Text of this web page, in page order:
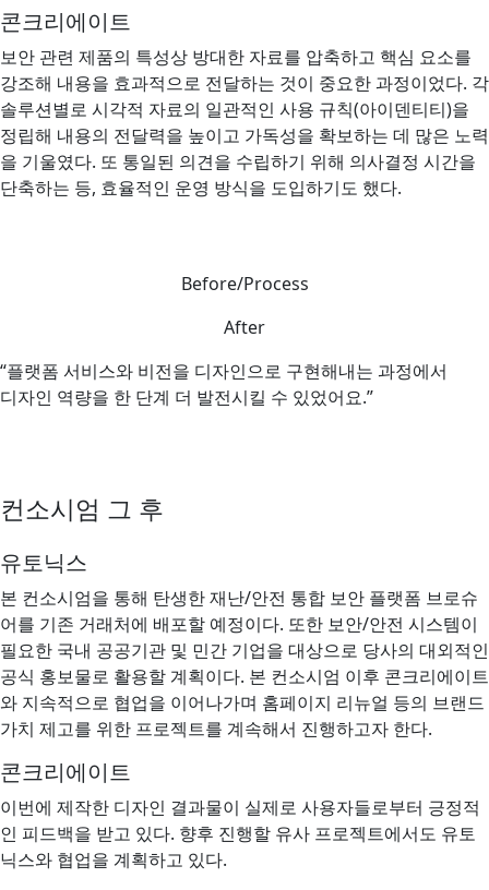
콘크리에이트
보안 관련 제품의 특성상 방대한 자료를 압축하고 핵심 요소를
강조해 내용을 효과적으로 전달하는 것이 중요한 과정이었다. 각
솔루션별로 시각적 자료의 일관적인 사용 규칙(아이덴티티)을
정립해 내용의 전달력을 높이고 가독성을 확보하는 데 많은 노력
을 기울였다. 또 통일된 의견을 수립하기 위해 의사결정 시간을
단축하는 등, 효율적인 운영 방식을 도입하기도 했다.
Before/Process
After
“플랫폼 서비스와 비전을 디자인으로 구현해내는 과정에서
디자인 역량을 한 단계 더 발전시킬 수 있었어요.”
컨소시엄 그 후
유토닉스
본 컨소시엄을 통해 탄생한 재난/안전 통합 보안 플랫폼 브로슈
어를 기존 거래처에 배포할 예정이다. 또한 보안/안전 시스템이
필요한 국내 공공기관 및 민간 기업을 대상으로 당사의 대외적인
공식 홍보물로 활용할 계획이다. 본 컨소시엄 이후 콘크리에이트
와 지속적으로 협업을 이어나가며 홈페이지 리뉴얼 등의 브랜드
가치 제고를 위한 프로젝트를 계속해서 진행하고자 한다.
콘크리에이트
이번에 제작한 디자인 결과물이 실제로 사용자들로부터 긍정적
인 피드백을 받고 있다. 향후 진행할 유사 프로젝트에서도 유토
닉스와 협업을 계획하고 있다.